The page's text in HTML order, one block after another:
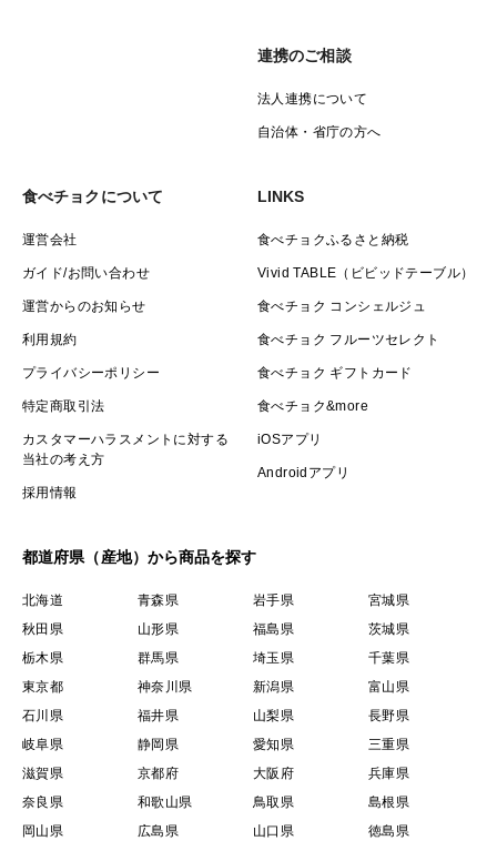
連携のご相談
法人連携について
自治体・省庁の方へ
食べチョクについて
運営会社
ガイド/お問い合わせ
運営からのお知らせ
利用規約
プライバシーポリシー
特定商取引法
カスタマーハラスメントに対する
当社の考え方
採用情報
LINKS
食べチョクふるさと納税
Vivid TABLE（ビビッドテーブル）
食べチョク コンシェルジュ
食べチョク フルーツセレクト
食べチョク ギフトカード
食べチョク&more
iOSアプリ
Androidアプリ
都道府県（産地）から商品を探す
北海道 青森県 岩手県
宮城県
秋田県
山形県 福島県
茨城県
栃木県
群馬県 埼玉県
千葉県
東京都
神奈川県 新潟県
富山県
石川県
福井県 山梨県
長野県
岐阜県
静岡県 愛知県
三重県
滋賀県
京都府 大阪府
兵庫県
奈良県
和歌山県 鳥取県
島根県
岡山県
広島県 山口県 徳島県